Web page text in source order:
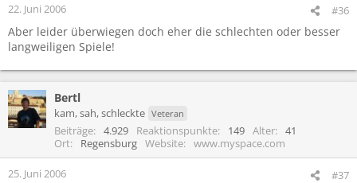
22. Juni 2006 #36
Aber leider überwiegen doch eher die schlechten oder besser
langweiligen Spiele!
Bertl
kam, sah, schleckte Veteran
Beiträge 4.929 Reaktionspunkte 149 Alter
41
Ort
Regensburg Website www.myspace.com
25. Juni 2006 #37